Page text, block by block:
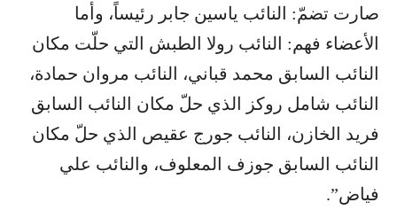
صارت تضمّ: النائب ياسين جابر رئيساً، وأما
الأعضاء فهم: النائب رولا الطبش التي حلّت مكان
النائب السابق محمد قباني، النائب مروان حمادة،
النائب شامل روكز الذي حلّ مكان النائب السابق
فريد الخازن، النائب جورج عقيص الذي حلّ مكان
النائب السابق جوزف المعلوف، والنائب علي
فياض”.